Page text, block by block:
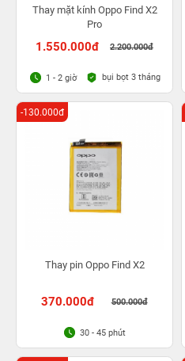
Thay mặt kính Oppo Find X2
Pro
1.550.000đ 2.200.000đ
1 - 2 giờ bụi bọt 3 tháng
Thay pin Oppo Find X2
370.000đ 500.000đ
-130.000đ
30 - 45 phút